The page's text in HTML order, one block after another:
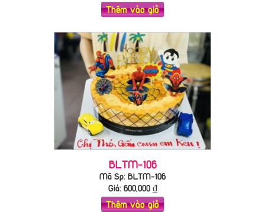
Thêm vào giỏ
BLTM-106
Mã Sp: BLTM-106
Giá: 600,000₫
Thêm vào giỏ